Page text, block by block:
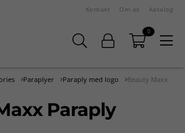
Kontakt Om os Katalog
0
Paraplyer Paraply med logo
Beauty Maxx
Paraply